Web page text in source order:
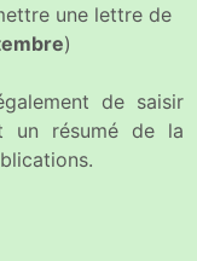
une lettre de
)
de saisir
un résumé de la